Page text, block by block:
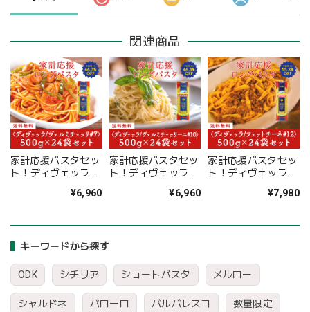
キーワードから探す
ODK シチリア ショートパスタ メルロー
シャルドネ バローロ バルバレスコ 数量限定
関連商品
家計応援パスタセッ
ト！ディヴェッラ
リ 500g×24袋
無料〉(B612009)
¥6,960
家計応援パスタセッ
ト！ディヴェッラ
リーニ 500g×24袋
無料〉(B612010)
¥6,960
家計応援パスタセッ
ト！ディヴェッラ
無料〉(B612011)
¥7,980